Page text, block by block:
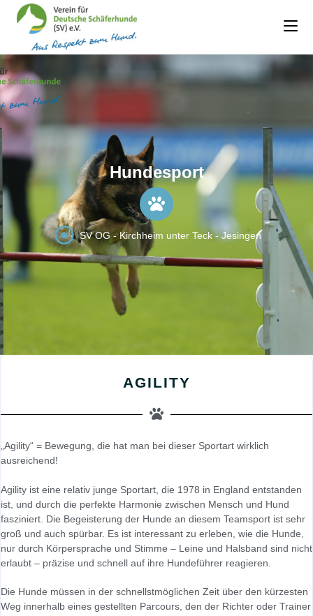
Hundesport
SV OG - Kirchheim unter Teck - Jesingen
AGILITY
„Agility“ = Bewegung, die hat man bei dieser Sportart wirklich
ausreichend!
Agility ist eine relativ junge Sportart, die 1978 in England entstanden
ist, und durch die perfekte Harmonie zwischen Mensch und Hund
fasziniert. Die Begeisterung der Hunde an diesem Teamsport ist sehr
groß und auch spürbar. Es ist interessant zu erleben, wie die Hunde,
nur durch Körpersprache und Stimme – Leine und Halsband sind nicht
erlaubt – präzise und schnell auf ihre Hundeführer reagieren.
Die Hunde müssen in der schnellstmöglichen Zeit über den kürzesten
Weg innerhalb eines gestellten Parcours, den der Richter oder Trainer